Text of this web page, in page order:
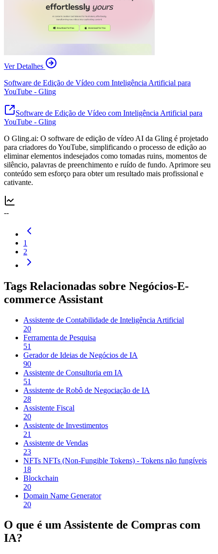
Ver Detalhes
Software de Edição de Vídeo com Inteligência Artificial para
YouTube - Gling
Software de Edição de Vídeo com Inteligência Artificial para
YouTube - Gling
O Gling.ai: O software de edição de vídeo AI da Gling é projetado
para criadores do YouTube, simplificando o processo de edição ao
eliminar elementos indesejados como tomadas ruins, momentos de
silêncio, palavras de preenchimento e ruído de fundo. Aprimore seu
conteúdo sem esforço para obter um resultado mais profissional e
cativante.
--
1
2
Tags Relacionadas sobre Negócios-E-
commerce Assistant
Assistente de Contabilidade de Inteligência Artificial
20
Ferramenta de Pesquisa
51
Gerador de Ideias de Negócios de IA
90
Assistente de Consultoria em IA
51
Assistente de Robô de Negociação de IA
28
Assistente Fiscal
20
Assistente de Investimentos
21
Assistente de Vendas
23
NFTs NFTs (Non-Fungible Tokens) - Tokens não fungíveis
18
Blockchain
20
Domain Name Generator
20
O que é um Assistente de Compras com
IA?